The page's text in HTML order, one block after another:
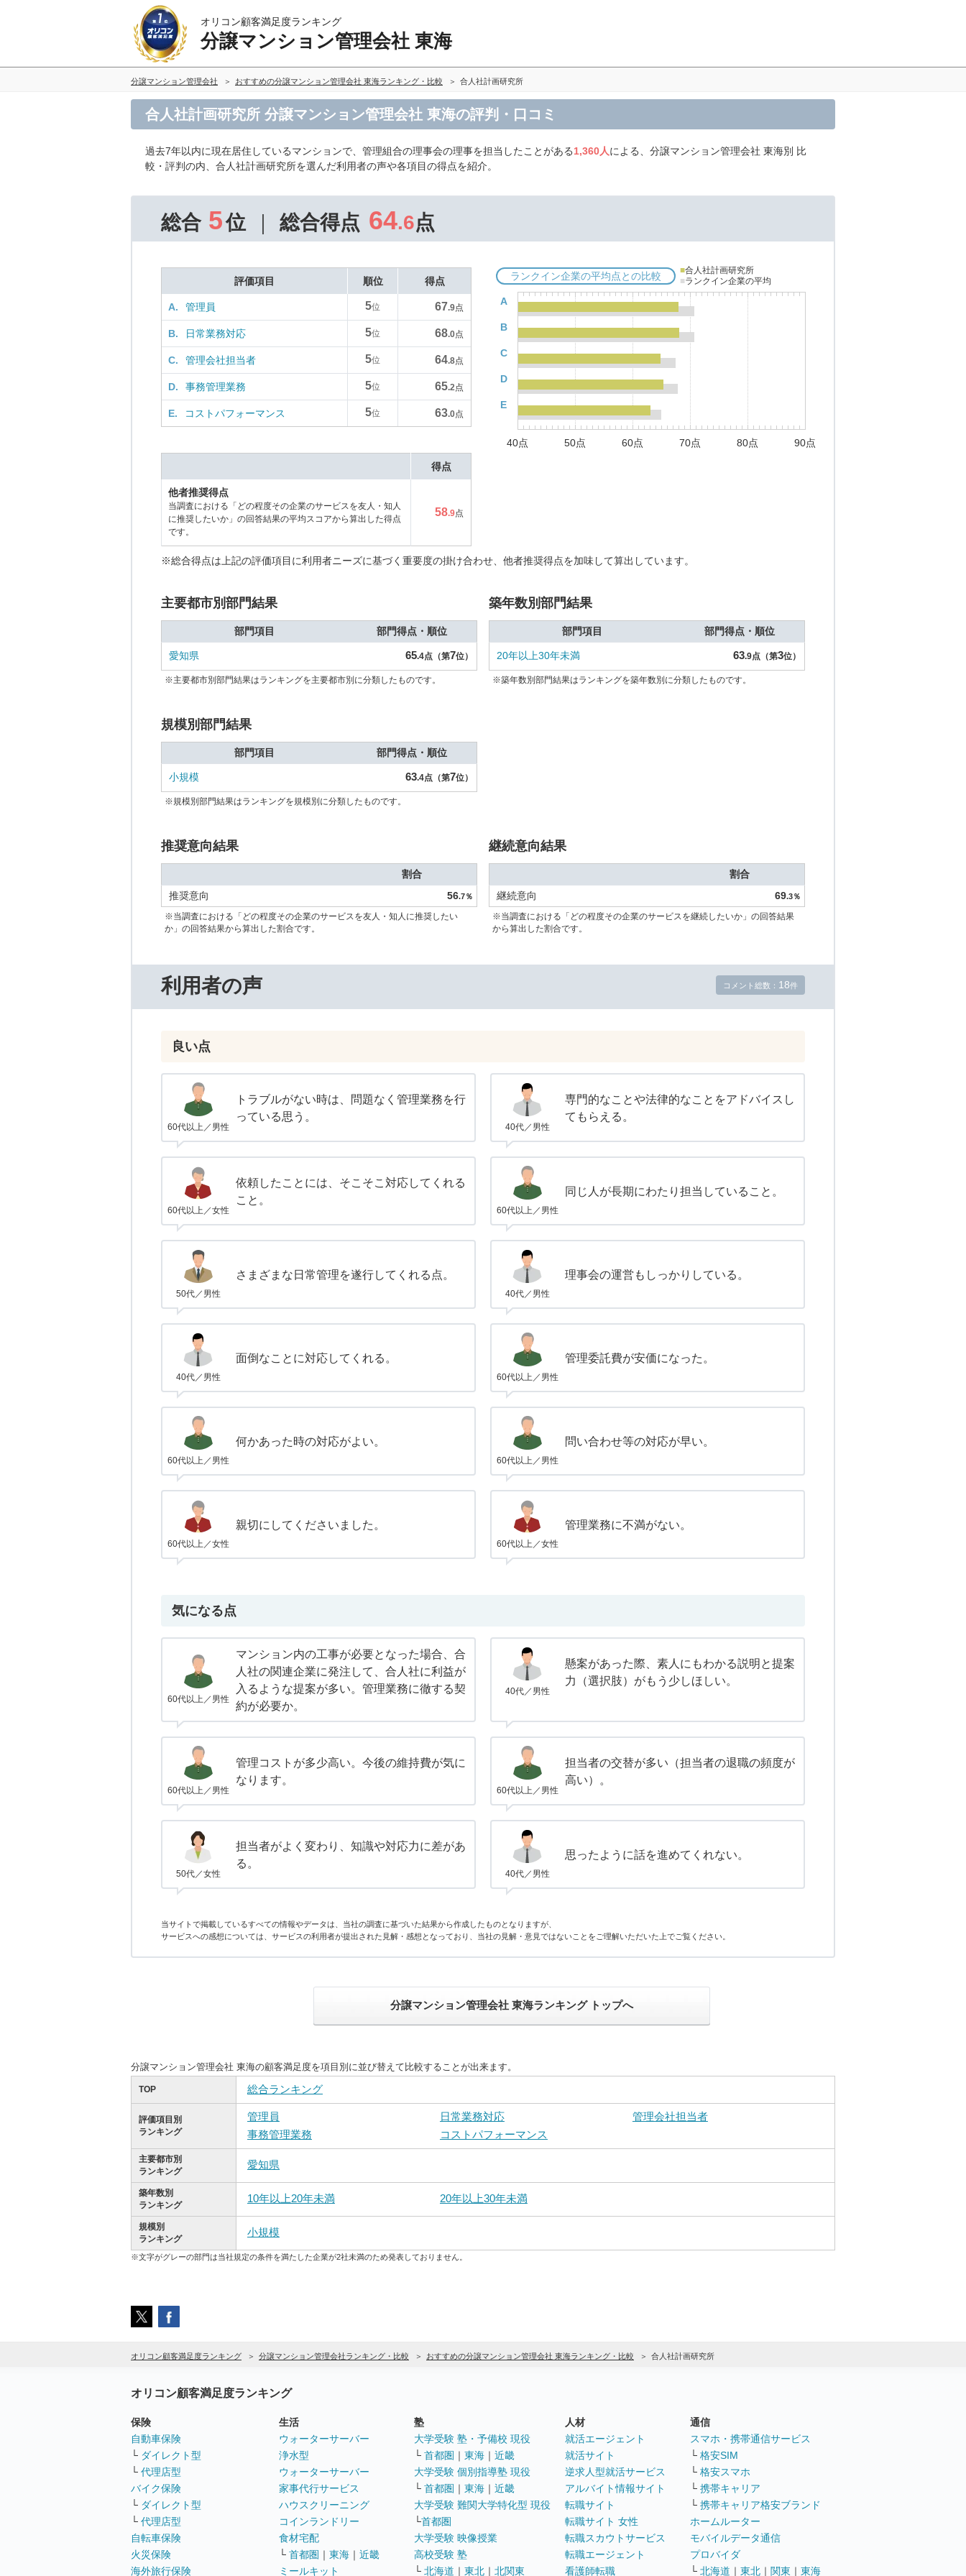
オリコン顧客満足度ランキング
分譲マンション管理会社 東海
分譲マンション管理会社 おすすめの分譲マンション管理会社 東海ランキング・比較 合人社計画研究所
合人社計画研究所 分譲マンション管理会社 東海の評判・口コミ
過去7年以内に現在居住しているマンションで、管理組合の理事会の理事を担当したことがある1,360人による、分譲マンション管理会社 東海別 比
較・評判の内、合人社計画研究所を選んだ利用者の声や各項目の得点を紹介。
総合 5位 総合得点 64.6点
評価項目 順位 得点
A. 管理員 5位 67.9点
B. 日常業務対応 5位 68.0点
C. 管理会社担当者 5位 64.8点
D. 事務管理業務 5位 65.2点
E. コストパフォーマンス 5位 63.0点
ランクイン企業の平均点との比較 ■合人社計画研究所
■ランクイン企業の平均
A
B
C
D
E
40点 50点 60点 70点 80点 90点
得点
他者推奨得点
当調査における「どの程度その企業のサービスを友人・知人
に推奨したいか」の回答結果の平均スコアから算出した得点
です。
58.9点
※総合得点は上記の評価項目に利用者ニーズに基づく重要度の掛け合わせ、他者推奨得点を加味して算出しています。
主要都市別部門結果
部門項目 部門得点・順位
愛知県 65.4点（第7位）
※主要都市別部門結果はランキングを主要都市別に分類したものです。
築年数別部門結果
部門項目 部門得点・順位
20年以上30年未満 63.9点（第3位）
※築年数別部門結果はランキングを築年数別に分類したものです。
規模別部門結果
部門項目 部門得点・順位
小規模 63.4点（第7位）
※規模別部門結果はランキングを規模別に分類したものです。
推奨意向結果
割合
推奨意向
56.7％
※当調査における「どの程度その企業のサービスを友人・知人に推奨したい
か」の回答結果から算出した割合です。
継続意向結果
割合
継続意向
69.3％
※当調査における「どの程度その企業のサービスを継続したいか」の回答結果
から算出した割合です。
利用者の声 コメント総数： 18件
良い点
60代以上／男性
トラブルがない時は、問題なく管理業務を行
っている思う。
40代／男性
専門的なことや法律的なことをアドバイスし
てもらえる。
60代以上／女性
依頼したことには、そこそこ対応してくれる
こと。
60代以上／男性
同じ人が長期にわたり担当していること。
50代／男性
さまざまな日常管理を遂行してくれる点。
40代／男性
理事会の運営もしっかりしている。
40代／男性
面倒なことに対応してくれる。
60代以上／男性
管理委託費が安価になった。
60代以上／男性
何かあった時の対応がよい。
60代以上／男性
問い合わせ等の対応が早い。
60代以上／女性
親切にしてくださいました。
60代以上／女性
管理業務に不満がない。
気になる点
60代以上／男性
マンション内の工事が必要となった場合、合
人社の関連企業に発注して、合人社に利益が
入るような提案が多い。管理業務に徹する契
約が必要か。
40代／男性
懸案があった際、素人にもわかる説明と提案
力（選択肢）がもう少しほしい。
60代以上／男性
管理コストが多少高い。今後の維持費が気に
なります。
60代以上／男性
担当者の交替が多い（担当者の退職の頻度が
高い）。
50代／女性
担当者がよく変わり、知識や対応力に差があ
る。
40代／男性
思ったように話を進めてくれない。
当サイトで掲載しているすべての情報やデータは、当社の調査に基づいた結果から作成したものとなりますが、
サービスへの感想については、サービスの利用者が提出された見解・感想となっており、当社の見解・意見ではないことをご理解いただいた上でご覧ください。
分譲マンション管理会社 東海ランキング トップへ
分譲マンション管理会社 東海の顧客満足度を項目別に並び替えて比較することが出来ます。
TOP 総合ランキング
評価項目別
ランキング
管理員 日常業務対応
管理会社担当者
事務管理業務
コストパフォーマンス
主要都市別
ランキング
愛知県
築年数別
ランキング
10年以上20年未満 20年以上30年未満
規模別
ランキング
小規模
※文字がグレーの部門は当社規定の条件を満たした企業が2社未満のため発表しておりません。
オリコン顧客満足度ランキング 分譲マンション管理会社ランキング・比較 おすすめの分譲マンション管理会社 東海ランキング・比較 合人社計画研究所
オリコン顧客満足度ランキング
保険
自動車保険
└ ダイレクト型
└ 代理店型
バイク保険
└ ダイレクト型
└ 代理店型
自転車保険
火災保険
海外旅行保険
生活
ウォーターサーバー
浄水型
ウォーターサーバー
家事代行サービス
ハウスクリーニング
コインランドリー
食材宅配
└ 首都圏 ｜ 東海 ｜ 近畿
ミールキット
塾
大学受験 塾・予備校 現役
└ 首都圏 ｜ 東海 ｜ 近畿
大学受験 個別指導塾 現役
└ 首都圏 ｜ 東海 ｜ 近畿
大学受験 難関大学特化型 現役
└首都圏
大学受験 映像授業
高校受験 塾
└ 北海道 ｜ 東北 ｜ 北関東
人材
就活エージェント
就活サイト
逆求人型就活サービス
アルバイト情報サイト
転職サイト
転職サイト 女性
転職スカウトサービス
転職エージェント
看護師転職
通信
スマホ・携帯通信サービス
└ 格安SIM
└ 格安スマホ
└ 携帯キャリア
└ 携帯キャリア格安ブランド
ホームルーター
モバイルデータ通信
プロバイダ
└ 北海道 ｜ 東北 ｜ 関東 ｜ 東海